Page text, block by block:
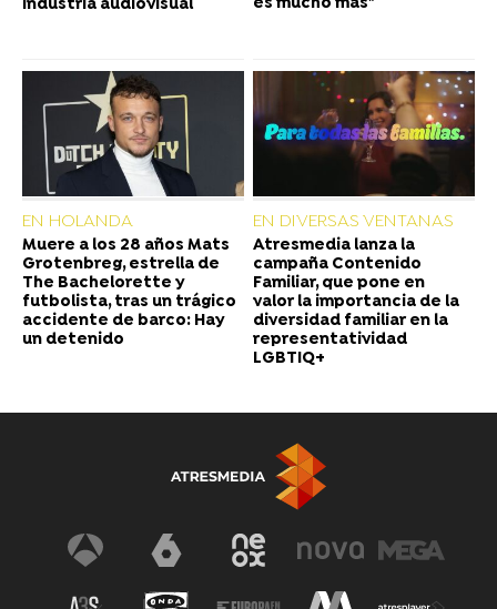
industria audiovisual
es mucho más"
EN HOLANDA
Muere a los 28 años Mats
Grotenbreg, estrella de
The Bachelorette y
futbolista, tras un trágico
accidente de barco: Hay
un detenido
EN DIVERSAS VENTANAS
Atresmedia lanza la
campaña Contenido
Familiar, que pone en
valor la importancia de la
diversidad familiar en la
representatividad
LGBTIQ+